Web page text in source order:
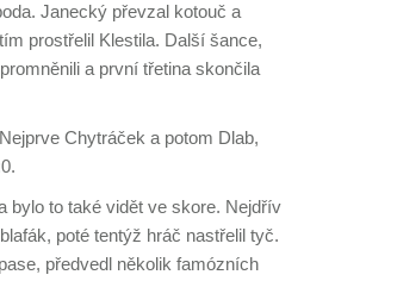
Janecký převzal kotouč a
prostřelil Klestila. Další šance,
a první třetina skončila
Chytráček a potom Dlab,
bylo to také vidět ve skore. Nejdřív
poté tentýž hráč nastřelil tyč.
předvedl několik famózních